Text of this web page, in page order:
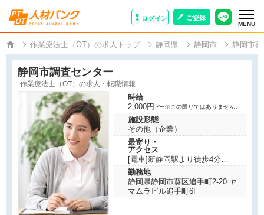
ログイン ご登録
MENU
作業療法士（OT）の求人トップ 静岡県 静岡市 静岡市
静岡市調査センター
-作業療法士（OT）の求人・転職情報-
時給
2,000円 〜※この限りではありません。
施設形態
その他（企業）
最寄り・
アクセス
[電車]新静岡駅より徒歩4分
勤務地
静岡県静岡市葵区追手町2-20 ヤ
マムラビル追手町6F